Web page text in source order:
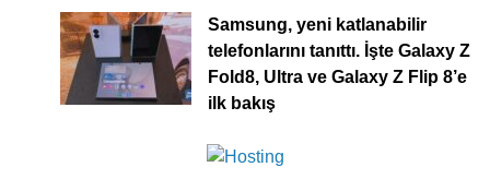
Samsung, yeni katlanabilir
telefonlarını tanıttı. İşte Galaxy Z
Fold8, Ultra ve Galaxy Z Flip 8’e
ilk bakış